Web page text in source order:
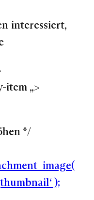
interessiert,
item „>
*/
);